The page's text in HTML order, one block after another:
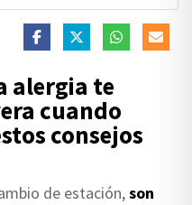
alergia te
cuando
consejos
de estación,son